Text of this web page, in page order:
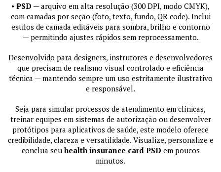
• PSD — arquivo em alta resolução (300 DPI, modo CMYK),
com camadas por seção (foto, texto, fundo, QR code). Inclui
estilos de camada editáveis para sombra, brilho e contorno
— permitindo ajustes rápidos sem reprocessamento.
Desenvolvido para designers, instrutores e desenvolvedores
que precisam de realismo visual controlado e eficiência
técnica — mantendo sempre um uso estritamente ilustrativo
e responsável.
Seja para simular processos de atendimento em clínicas,
treinar equipes em sistemas de autorização ou desenvolver
protótipos para aplicativos de saúde, este modelo oferece
credibilidade, clareza e versatilidade. Visualize, personalize e
conclua seu health insurance card PSD em poucos
minutos.